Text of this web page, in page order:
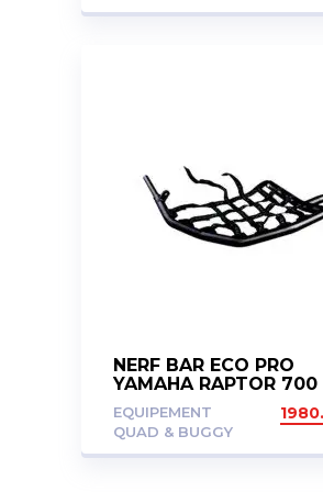
NERF BAR ECO PRO
YAMAHA RAPTOR 700
EQUIPEMENT
QUAD & BUGGY